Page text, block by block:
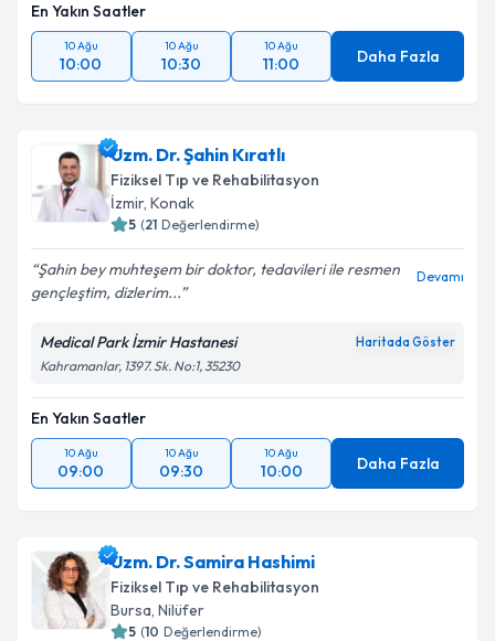
En Yakın Saatler
10 Ağu
10:00
10 Ağu
10:30
10 Ağu
11:00 Daha Fazla
Uzm. Dr. Şahin Kıratlı
Fiziksel Tıp ve Rehabilitasyon
İzmir, Konak
5 (21 Değerlendirme)
Şahin bey muhteşem bir doktor, tedavileri ile resmen
gençleştim, dizlerim...
Devamı
Medical Park İzmir Hastanesi Haritada Göster
Kahramanlar, 1397. Sk. No:1, 35230
En Yakın Saatler
10 Ağu
09:00
10 Ağu
09:30
10 Ağu
10:00 Daha Fazla
Uzm. Dr. Samira Hashimi
Fiziksel Tıp ve Rehabilitasyon
Bursa, Nilüfer
5 (10 Değerlendirme)